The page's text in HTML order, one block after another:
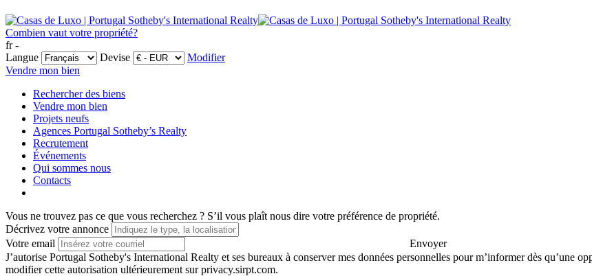
Combien vaut votre propriété?
fr -
Langue
Devise
Modifier
Vendre mon bien
Rechercher des biens
Vendre mon bien
Projets neufs
Agences Portugal Sotheby’s Realty
Recrutement
Événements
Qui sommes nous
Contacts
Vous ne trouvez pas ce que vous recherchez ? S’il vous plaît nous dire votre préférence de propriété.
Décrivez votre annonce
Votre email
Envoyer
J’autorise Portugal Sotheby's International Realty et ses bureaux à conserver mes données personnelles pour m’informer dès qu’une
modifier cette autorisation ultérieurement sur privacy.sirpt.com.